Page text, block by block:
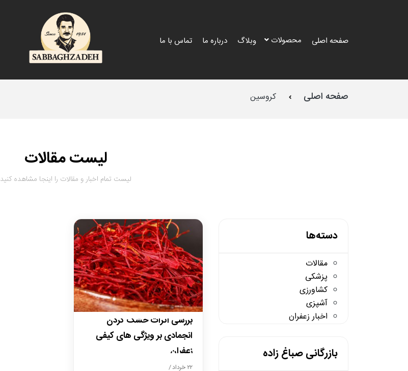
صفحه اصلی محصولات وبلاگ درباره ما تماس با ما
صفحه اصلی کروسین
لیست مقالات
لیست تمام اخبار و مقالات را اینجا مشاهده کنید
دسته‌ها
مقالات
پزشکی
کشاورزی
آشپزی
اخبار زعفران
بازرگانی صباغ زاده
بررسی اثرات خشک کردن
انجمادی بر ویژگی های کیفی
زعفران
۲۲ خرداد /